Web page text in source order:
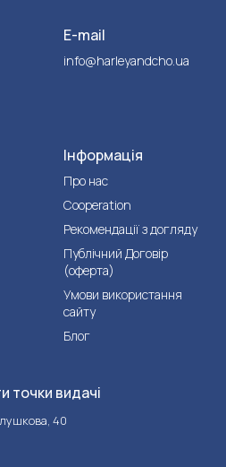
E-mail
info@harleyandcho.ua
Інформація
Про нас
Cooperation
Рекомендації з догляду
Публічний Договір
(оферта)
Умови використання
сайту
Блог
точки видачі
40